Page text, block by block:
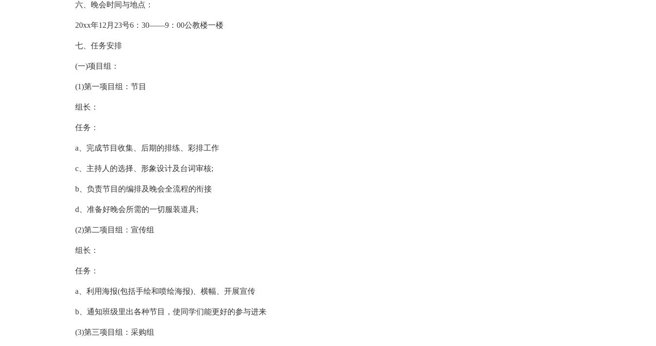
六、晚会时间与地点：
20xx年12月23号6：30——9：00公教楼一楼
七、任务安排
(一)项目组：
(1)第一项目组：节目
组长：
任务：
a、完成节目收集、后期的排练、彩排工作
c、主持人的选择、形象设计及台词审核;
b、负责节目的编排及晚会全流程的衔接
d、准备好晚会所需的一切服装道具;
(2)第二项目组：宣传组
组长：
任务：
a、利用海报(包括手绘和喷绘海报)、横幅、开展宣传
b、通知班级里出各种节目，使同学们能更好的参与进来
(3)第三项目组：采购组